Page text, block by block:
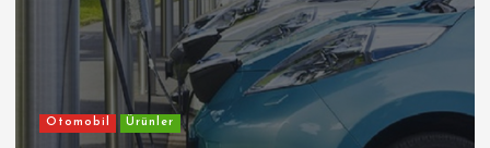
Otomobil Ürünler